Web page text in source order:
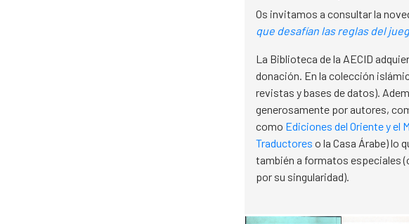
Os invitamos a consultar la
que desafían las reglas del
La Biblioteca de la AECID
donación. En la colección
revistas y bases de datos).
generosamente por autores,
como Ediciones del Oriente y el
Traductores o la Casa Árabe) lo
también a formatos especiales
por su singularidad).